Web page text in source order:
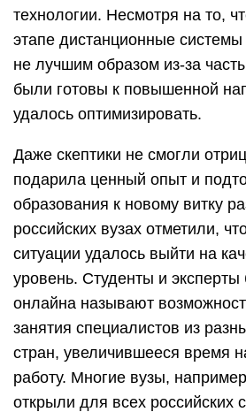
технологии. Несмотря на то,
этапе дистанционные
не лучшим образом из-за
были готовы к повышенной
удалось оптимизировать.
Даже скептики не смогли
подарила ценный опыт и
образования к новому витку
российских вузах отметили,
ситуации удалось выйти на
уровень. Студенты и
онлайна называют
занятия специалистов из
стран, увеличившееся время
работу. Многие вузы,
открыли для всех российских